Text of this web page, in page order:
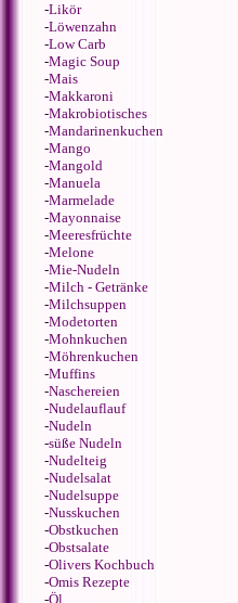
-Likör
-Löwenzahn
-Low Carb
-Magic Soup
-Mais
-Makkaroni
-Makrobiotisches
-Mandarinenkuchen
-Mango
-Mangold
-Manuela
-Marmelade
-Mayonnaise
-Meeresfrüchte
-Melone
-Mie-Nudeln
-Milch - Getränke
-Milchsuppen
-Modetorten
-Mohnkuchen
-Möhrenkuchen
-Muffins
-Naschereien
-Nudelauflauf
-Nudeln
-süße Nudeln
-Nudelteig
-Nudelsalat
-Nudelsuppe
-Nusskuchen
-Obstkuchen
-Obstsalate
-Olivers Kochbuch
-Omis Rezepte
-Öl